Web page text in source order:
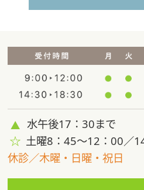
水午後17：30まで
土曜8：45〜12：00／
休診／木曜・日曜・祝日